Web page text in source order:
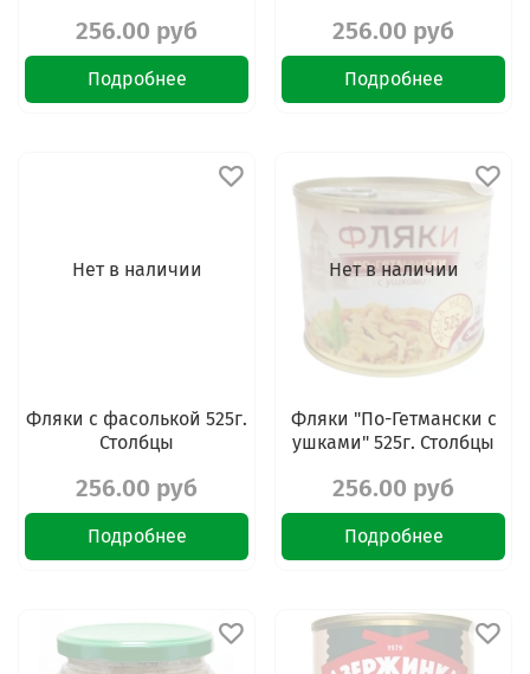
256.00 руб
Подробнее
256.00 руб
Подробнее
Нет в наличии
Фляки с фасолькой 525г.
Столбцы
256.00 руб
Подробнее
Нет в наличии
Фляки "По-Гетмански с
ушками" 525г. Столбцы
256.00 руб
Подробнее